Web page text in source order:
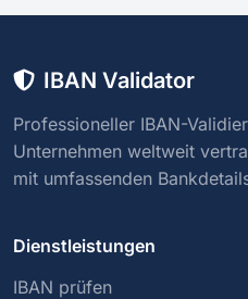
IBAN Validator
Professioneller IBAN-
Unternehmen weltweit
mit umfassenden
Dienstleistungen
IBAN prüfen